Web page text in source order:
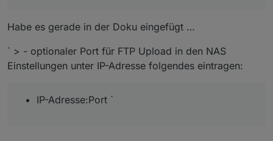
Habe es gerade in der Doku eingefügt …
` > - optionaler Port für FTP Upload in den NAS
Einstellungen unter IP-Adresse folgendes eintragen:
IP-Adresse:Port `